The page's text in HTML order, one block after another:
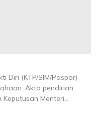
(KTP/SIM/Paspor)
Akta pendirian
Menteri...